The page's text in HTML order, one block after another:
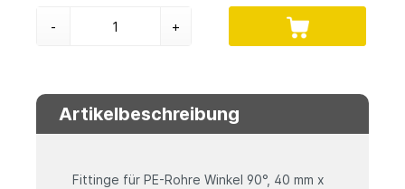
- +
Artikelbeschreibung
Fittinge für PE-Rohre Winkel 90°, 40 mm x